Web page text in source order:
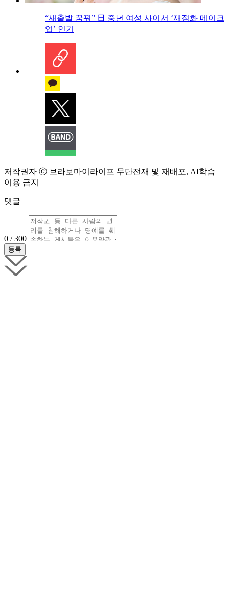
“새출발 꿈꿔” 日 중년 여성 사이서 ‘재점화 메이크
업’ 인기
저작권자 ⓒ 브라보마이라이프 무단전재 및 재배포, AI학습
이용 금지
댓글
0 / 300